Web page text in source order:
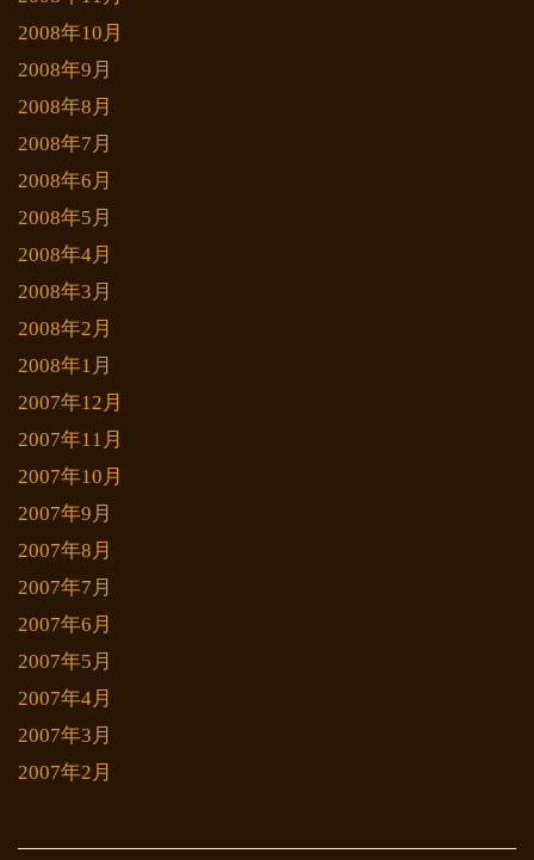
2008年10月
2008年9月
2008年8月
2008年7月
2008年6月
2008年5月
2008年4月
2008年3月
2008年2月
2008年1月
2007年12月
2007年11月
2007年10月
2007年9月
2007年8月
2007年7月
2007年6月
2007年5月
2007年4月
2007年3月
2007年2月